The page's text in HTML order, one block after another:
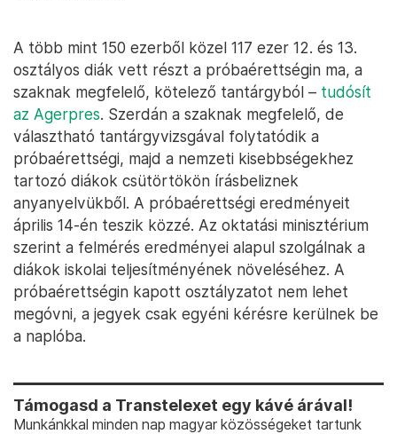
A több mint 150 ezerből közel 117 ezer 12. és 13.
osztályos diák vett részt a próbaérettségin ma, a
szaknak megfelelő, kötelező tantárgyból – tudósít
az Agerpres. Szerdán a szaknak megfelelő, de
választható tantárgyvizsgával folytatódik a
próbaérettségi, majd a nemzeti kisebbségekhez
tartozó diákok csütörtökön írásbeliznek
anyanyelvükből. A próbaérettségi eredményeit
április 14-én teszik közzé. Az oktatási minisztérium
szerint a felmérés eredményei alapul szolgálnak a
diákok iskolai teljesítményének növeléséhez. A
próbaérettségin kapott osztályzatot nem lehet
megóvni, a jegyek csak egyéni kérésre kerülnek be
a naplóba.
Támogasd a Transtelexet egy kávé árával!
Munkánkkal minden nap magyar közösségeket tartunk